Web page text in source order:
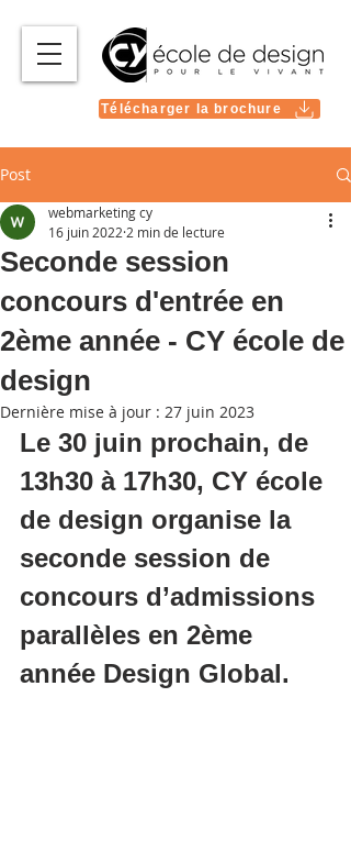
Télécharger la brochure
Post
Seconde session
concours d'entrée en
2ème année - CY école de
design
webmarketing cy
16 juin 2022 2 min de lecture
Dernière mise à jour : 27 juin 2023
Le 30 juin prochain, de
13h30 à 17h30, CY école
de design organise la
seconde session de
concours d’admissions
parallèles en 2ème
année Design Global.